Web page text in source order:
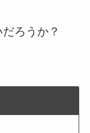
ろうか？